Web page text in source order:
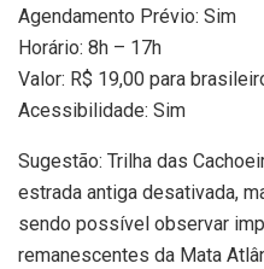
Agendamento Prévio: Sim
Horário: 8h – 17h
Valor: R$ 19,00 para
Acessibilidade: Sim
Sugestão: Trilha das
estrada antiga desativada,
sendo possível observar
remanescentes da Mata